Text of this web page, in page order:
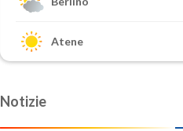
Atene
Notizie